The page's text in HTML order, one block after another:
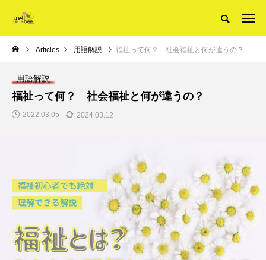
Articles 用語解説 福祉って何？ 社会福祉と何が違うの？
用語解説
福祉って何？ 社会福祉と何が違うの？
2022.03.05 2024.03.12